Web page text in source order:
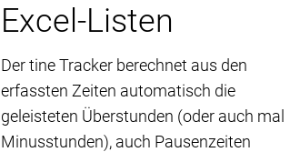
Excel-Listen
Der tine Tracker berechnet aus den
erfassten Zeiten automatisch die
geleisteten Überstunden (oder auch mal
Minusstunden), auch Pausenzeiten